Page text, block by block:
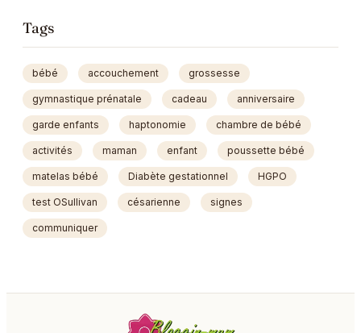
Tags
bébé accouchement grossesse
gymnastique prénatale cadeau anniversaire
garde enfants haptonomie chambre de bébé
activités maman enfant poussette bébé
matelas bébé Diabète gestationnel HGPO
test OSullivan césarienne signes
communiquer